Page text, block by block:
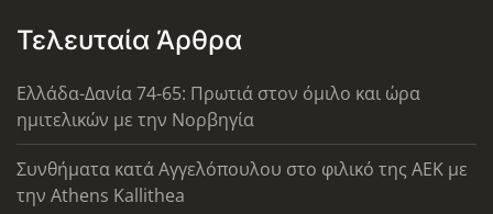
Τελευταία Άρθρα
Ελλάδα-Δανία 74-65: Πρωτιά στον όμιλο και ώρα
ημιτελικών με την Νορβηγία
Συνθήματα κατά Αγγελόπουλου στο φιλικό της ΑΕΚ με
την Athens Kallithea